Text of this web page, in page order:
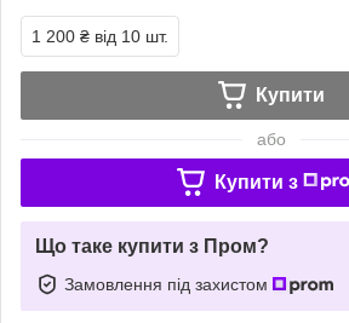
1 200 ₴ від 10 шт.
Купити
або
Купити з
Що таке купити з Пром?
Замовлення під захистом